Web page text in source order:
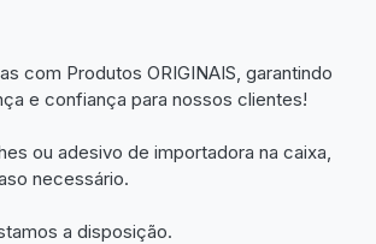
com Produtos ORIGINAIS, garantindo
e confiança para nossos clientes!
ou adesivo de importadora na caixa,
necessário.
a disposição.